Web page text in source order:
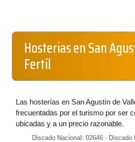
Hosterias en San
Fertíl
Las hosterías en San Agustín de
frecuentadas por el turismo por ser
ubicadas y a un precio razonable.
Discado Nacional: 02646 · Discado